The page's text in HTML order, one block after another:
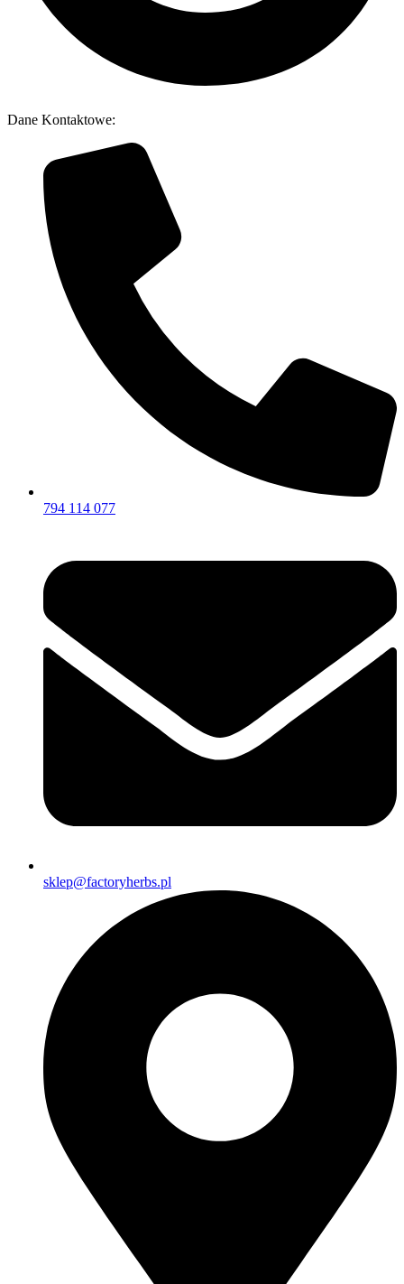
Dane Kontaktowe:
794 114 077
sklep@factoryherbs.pl